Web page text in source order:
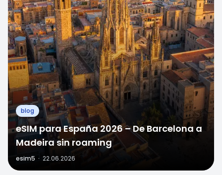
blog
eSIM para España 2026 – De Barcelona a
Madeira sin roaming
esim5 · 22.06.2026